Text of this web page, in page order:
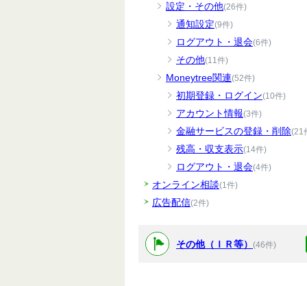
設定・その他(26件)
通知設定(9件)
ログアウト・退会(6件)
その他(11件)
Moneytree関連(52件)
初期登録・ログイン(10件)
アカウント情報(3件)
金融サービスの登録・削除(21
残高・収支表示(14件)
ログアウト・退会(4件)
オンライン相談(1件)
広告配信(2件)
その他（ＩＲ等） (46件)